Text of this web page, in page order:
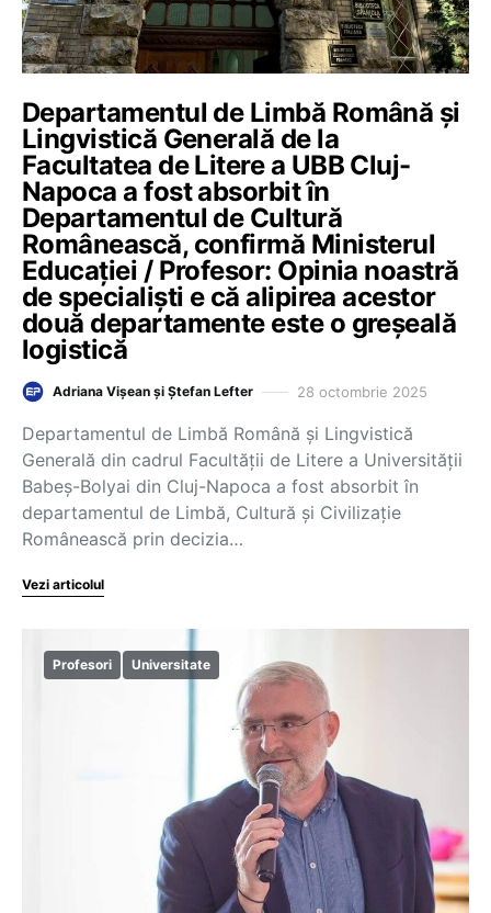
Departamentul de Limbă Română și
Lingvistică Generală de la
Facultatea de Litere a UBB Cluj-
Napoca a fost absorbit în
Departamentul de Cultură
Românească, confirmă Ministerul
Educației / Profesor: Opinia noastră
de specialiști e că alipirea acestor
două departamente este o greșeală
logistică
Adriana Vișean și Ștefan Lefter 28 octombrie 2025
Departamentul de Limbă Română și Lingvistică
Generală din cadrul Facultății de Litere a Universității
Babeș-Bolyai din Cluj-Napoca a fost absorbit în
departamentul de Limbă, Cultură și Civilizație
Românească prin decizia…
Vezi articolul
Profesori Universitate